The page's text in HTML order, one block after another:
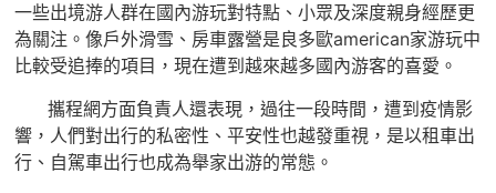
一些出境游人群在國內游玩對特點、小眾及深度親身經歷更
為關注。像戶外滑雪、房車露營是良多歐american家游玩中
比較受追捧的項目，現在遭到越來越多國內游客的喜愛。
攜程網方面負責人還表現，過往一段時間，遭到疫情影
響，人們對出行的私密性、平安性也越發重視，是以租車出
行、自駕車出行也成為舉家出游的常態。